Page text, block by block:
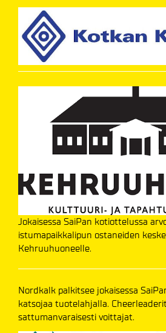
Jokaisessa SaiPan kotiottelussa
istumapaikkalipun ostaneiden
Kehruuhuoneelle.
Nordkalk palkitsee jokaisessa
katsojaa tuotelahjalla.
sattumanvaraisesti voittajat.